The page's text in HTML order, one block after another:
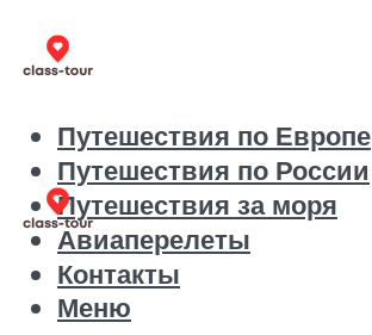
Путешествия по Европе
Путешествия по России
Путешествия за моря
Авиаперелеты
Контакты
Меню